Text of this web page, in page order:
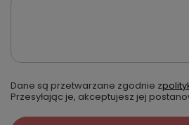
Dane są przetwarzane zgodnie z
Przesyłając je, akceptujesz jej